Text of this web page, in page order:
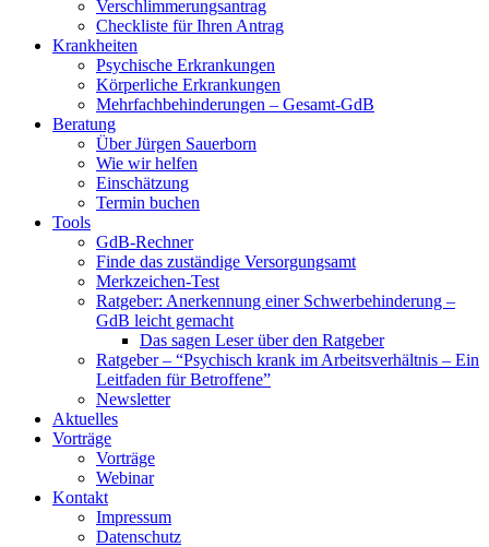
Verschlimmerungsantrag
Checkliste für Ihren Antrag
Krankheiten
Psychische Erkrankungen
Körperliche Erkrankungen
Mehrfachbehinderungen – Gesamt-GdB
Beratung
Über Jürgen Sauerborn
Wie wir helfen
Einschätzung
Termin buchen
Tools
GdB-Rechner
Finde das zuständige Versorgungsamt
Merkzeichen-Test
Ratgeber: Anerkennung einer Schwerbehinderung –
GdB leicht gemacht
Das sagen Leser über den Ratgeber
Ratgeber – “Psychisch krank im Arbeitsverhältnis – Ein
Leitfaden für Betroffene”
Newsletter
Aktuelles
Vorträge
Vorträge
Webinar
Kontakt
Impressum
Datenschutz